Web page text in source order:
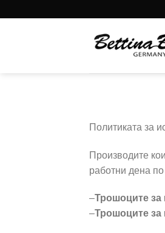
Политиката за
Производите
работни дена
–Трошоците за
–Трошоците за